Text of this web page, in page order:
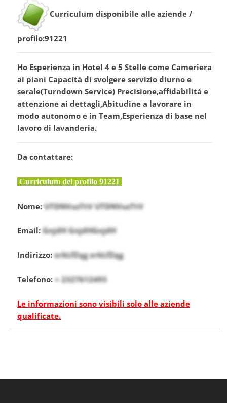
Curriculum disponibile alle aziende /
profilo:91221
Ho Esperienza in Hotel 4 e 5 Stelle come Cameriera
ai piani Capacità di svolgere servizio diurno e
serale(Turndown Service) Precisione,affidabilità e
attenzione ai dettagli,Abitudine a lavorare in
modo autonomo e in Team,Esperienza di base nel
lavoro di lavanderia.
Da contattare:
Curriculum del profilo 91221
Nome: UTDNVuzTtV UTDNVuzTtV
Email:GnjdH GnjdHGnjdH
Indirizzo:xrkLfZqg xrkLfZqg
Telefono: + 2327612493
Le informazioni sono visibili solo alle aziende
qualificate.